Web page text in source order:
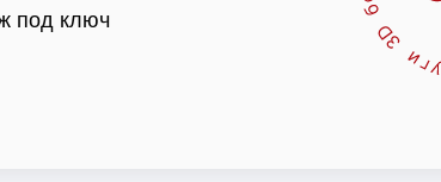
под ключ